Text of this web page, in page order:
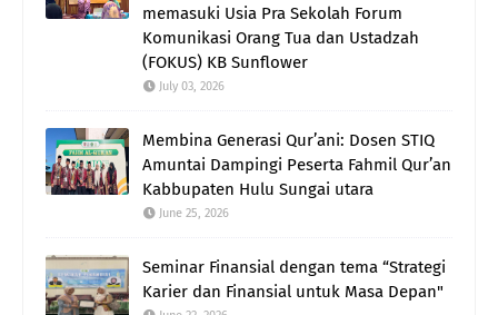
memasuki Usia Pra Sekolah Forum
Komunikasi Orang Tua dan Ustadzah
(FOKUS) KB Sunflower
July 03, 2026
Membina Generasi Qur’ani: Dosen STIQ
Amuntai Dampingi Peserta Fahmil Qur’an
Kabbupaten Hulu Sungai utara
June 25, 2026
Seminar Finansial dengan tema “Strategi
Karier dan Finansial untuk Masa Depan"